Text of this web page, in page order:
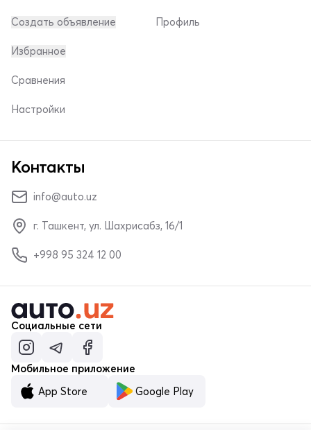
Создать объявление Профиль
Избранное
Сравнения
Настройки
Контакты
info@auto.uz
г. Ташкент, ул. Шахрисабз, 16/1
+998 95 324 12 00
Социальные сети
Мобильное приложение
App Store
Google Play